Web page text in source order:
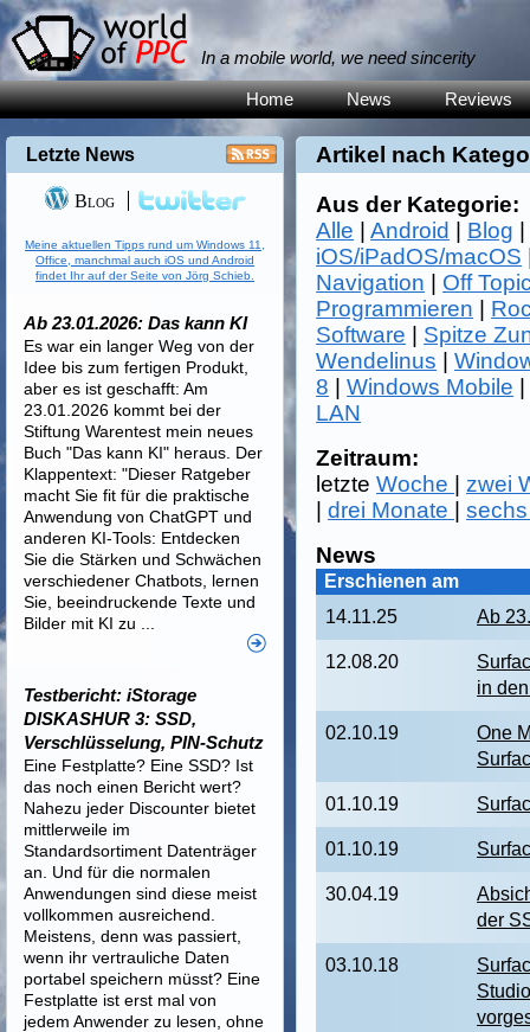
In a mobile world, we need sincerity
Home News Reviews
Artikel nach
Aus der Kategorie:
Alle |Android Blog
iOS/iPadOS/macOS
Navigation
Off
Programmieren
Software
Spitze
Wendelinus |
8 |Windows Mobile
LAN
Zeitraum:
letzteWoche
zwei
|drei Monate |
News
Erschienen am
14.11.25
Ab
12.08.20
in
02.10.19
One
01.10.19
01.10.19
30.04.19
der
03.10.18
Letzte News
Blog
Meine aktuellen Tipps rund um Windows 11,
Office, manchmal auch iOS und Android
findet Ihr auf der Seite von Jörg Schieb.
Ab 23.01.2026: Das kann KI
Es war ein langer Weg von der
Idee bis zum fertigen Produkt,
aber es ist geschafft: Am
23.01.2026 kommt bei der
Stiftung Warentest mein neues
Buch "Das kann KI" heraus. Der
Klappentext: "Dieser Ratgeber
macht Sie fit für die praktische
Anwendung von ChatGPT und
anderen KI-Tools: Entdecken
Sie die Stärken und Schwächen
verschiedener Chatbots, lernen
Sie, beeindruckende Texte und
Bilder mit KI zu ...
Testbericht: iStorage
DISKASHUR 3: SSD,
Verschlüsselung, PIN-Schutz
Eine Festplatte? Eine SSD? Ist
das noch einen Bericht wert?
Nahezu jeder Discounter bietet
mittlerweile im
Standardsortiment Datenträger
an. Und für die normalen
Anwendungen sind diese meist
vollkommen ausreichend.
Meistens, denn was passiert,
wenn ihr vertrauliche Daten
portabel speichern müsst? Eine
Festplatte ist erst mal von
jedem Anwender zu lesen, ohne